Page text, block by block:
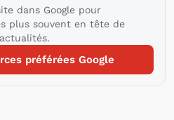
dans Google pour
plus souvent en tête de
préférées Google